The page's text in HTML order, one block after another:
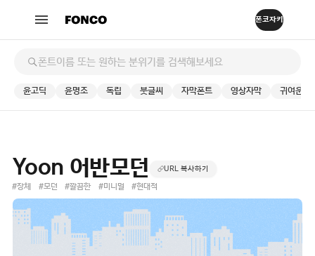
윤고딕 윤명조 독립 붓글씨 자막폰트 영상자막 귀여운
Yoon 어반모던 URL 복사하기
#장체 #모던 #깔끔한 #미니멀 #현대적